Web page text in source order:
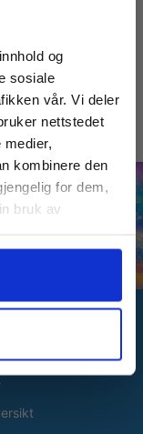
og
sosiale
vår. Vi deler
nettstedet
medier,
kombinere den
for dem,
bruk av
og motta
fra